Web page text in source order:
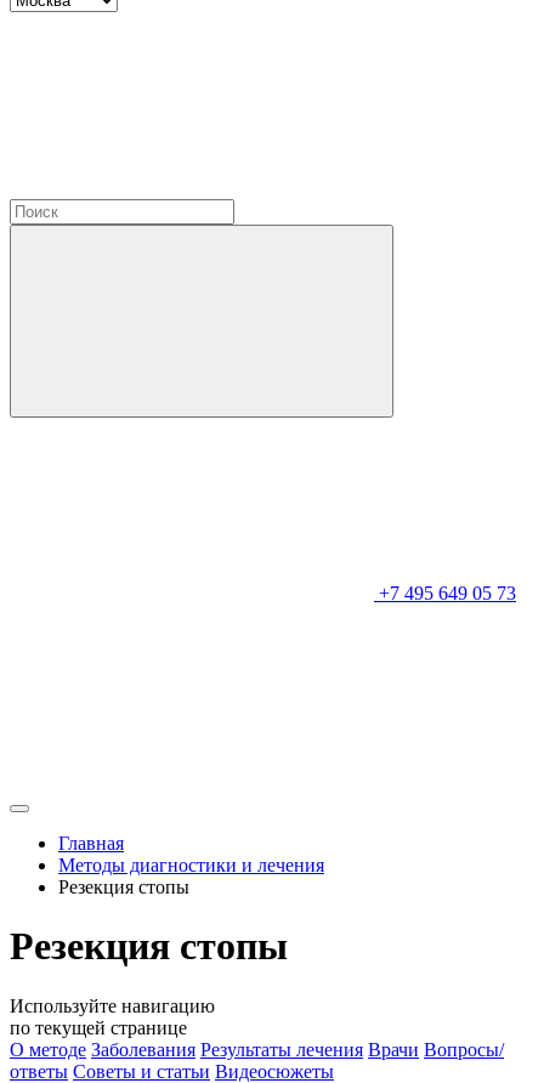
+7 495 649 05 73
Главная
Методы диагностики и лечения
Резекция стопы
Резекция стопы
Используйте навигацию
по текущей странице
О методе Заболевания Результаты лечения Врачи Вопросы/
ответы Советы и статьи Видеосюжеты